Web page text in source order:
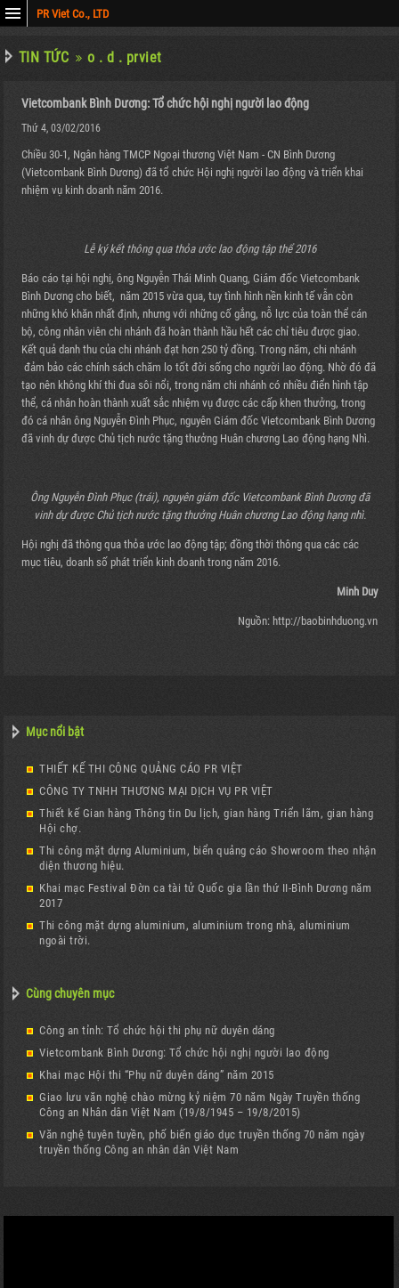
PR Viet Co., LTD
TIN TỨC o . d . prviet
Vietcombank Bình Dương: Tổ chức hội nghị người lao động
Thứ 4, 03/02/2016
Chiều 30-1, Ngân hàng TMCP Ngoại thương Việt Nam - CN Bình Dương
(Vietcombank Bình Dương) đã tổ chức Hội nghị người lao động và triển khai
nhiệm vụ kinh doanh năm 2016.
Lễ ký kết thông qua thỏa ước lao động tập thể 2016
Báo cáo tại hội nghị, ông Nguyễn Thái Minh Quang, Giám đốc Vietcombank
Bình Dương cho biết, năm 2015 vừa qua, tuy tình hình nền kinh tế vẫn còn
những khó khăn nhất định, nhưng với những cố gắng, nỗ lực của toàn thể cán
bộ, công nhân viên chi nhánh đã hoàn thành hầu hết các chỉ tiêu được giao.
Kết quả danh thu của chi nhánh đạt hơn 250 tỷ đồng. Trong năm, chi nhánh
đảm bảo các chính sách chăm lo tốt đời sống cho người lao động. Nhờ đó đã
tạo nên không khí thi đua sôi nổi, trong năm chi nhánh có nhiều điển hình tập
thể, cá nhân hoàn thành xuất sắc nhiệm vụ được các cấp khen thưởng, trong
đó cá nhân ông Nguyễn Đình Phục, nguyên Giám đốc Vietcombank Bình Dương
đã vinh dự được Chủ tịch nước tặng thưởng Huân chương Lao động hạng Nhì.
Ông Nguyễn Đình Phục (trái), nguyên giám đốc Vietcombank Bình Dương đã
vinh dự được Chủ tịch nước tặng thưởng Huân chương Lao động hạng nhì.
Hội nghị đã thông qua thỏa ước lao động tập; đồng thời thông qua các các
mục tiêu, doanh số phát triển kinh doanh trong năm 2016.
Minh Duy
Nguồn: http://baobinhduong.vn
Mục nổi bật
THIẾT KẾ THI CÔNG QUẢNG CÁO PR VIỆT
CÔNG TY TNHH THƯƠNG MẠI DỊCH VỤ PR VIỆT
Thiết kế Gian hàng Thông tin Du lịch, gian hàng Triển lãm, gian hàng
Hội chợ.
Thi công mặt dựng Aluminium, biển quảng cáo Showroom theo nhận
diện thương hiệu.
Khai mạc Festival Đờn ca tài tử Quốc gia lần thứ II-Bình Dương năm
2017
Thi công mặt dựng aluminium, aluminium trong nhà, aluminium
ngoài trời.
Cùng chuyên mục
Công an tỉnh: Tổ chức hội thi phụ nữ duyên dáng
Vietcombank Bình Dương: Tổ chức hội nghị người lao động
Khai mạc Hội thi “Phụ nữ duyên dáng” năm 2015
Giao lưu văn nghệ chào mừng kỷ niệm 70 năm Ngày Truyền thống
Công an Nhân dân Việt Nam (19/8/1945 – 19/8/2015)
Văn nghệ tuyên tuyền, phố biến giáo dục truyền thống 70 năm ngày
truyền thống Công an nhân dân Việt Nam